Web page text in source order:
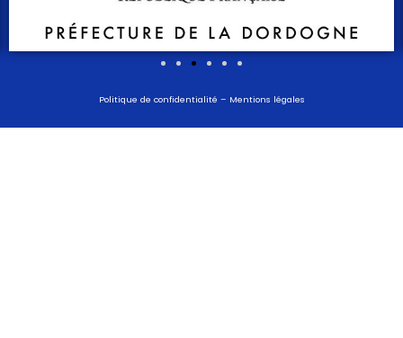
Politique de confidentialité – Mentions légales